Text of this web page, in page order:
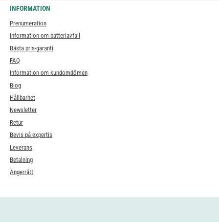
INFORMATION
Prenumeration
Information om batteriavfall
Bästa pris-garanti
FAQ
Information om kundomdömen
Blog
Hållbarhet
Newsletter
Retur
Bevis på expertis
Leverans
Betalning
Ångerrätt